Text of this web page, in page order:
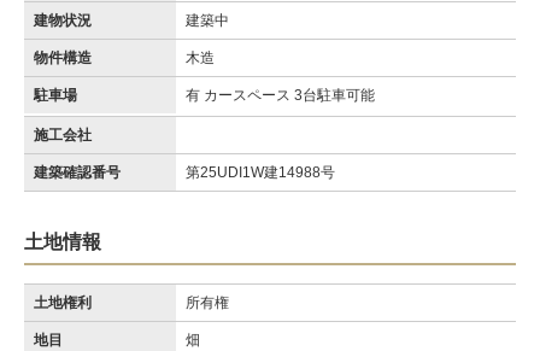
建物状況 建築中
物件構造 木造
駐車場 有 カースペース 3台駐車可能
施工会社
建築確認番号 第25UDI1W建14988号
土地情報
土地権利 所有権
地目 畑